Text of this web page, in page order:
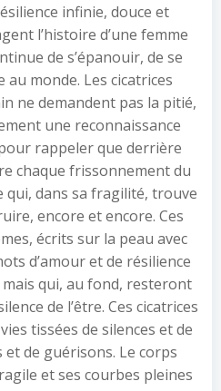
infinie, douce et
l’histoire d’une femme
de s’épanouir, de se
monde. Les cicatrices
ne demandent pas la pitié,
une reconnaissance
rappeler que derrière
chaque frissonnement du
qui, dans sa fragilité, trouve
encore et encore. Ces
écrits sur la peau avec
d’amour et de résilience
qui, au fond, resteront
de l’être. Ces cicatrices
tissées de silences et de
de guérisons. Le corps
et ses courbes pleines